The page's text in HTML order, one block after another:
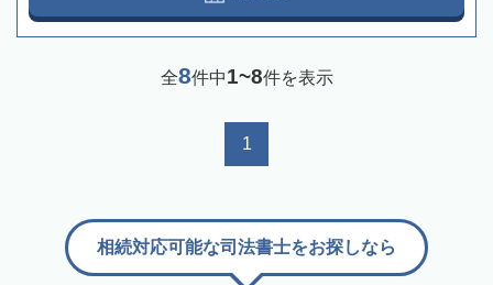
全8件中1~8件を表示
1
相続対応可能な司法書士をお探しなら